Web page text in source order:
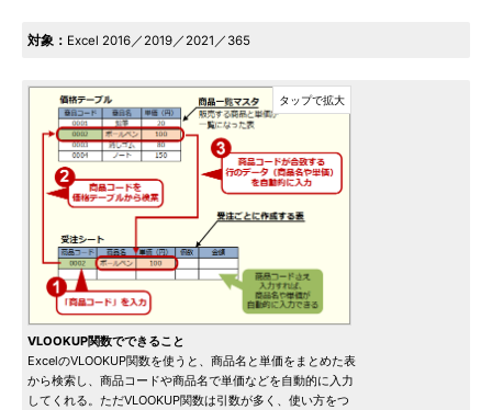
対象： Excel 2016／2019／2021／365
VLOOKUP関数でできること
ExcelのVLOOKUP関数を使うと、商品名と単価をまとめた表
から検索し、商品コードや商品名で単価などを自動的に入力
してくれる。ただVLOOKUP関数は引数が多く、使い方をつ